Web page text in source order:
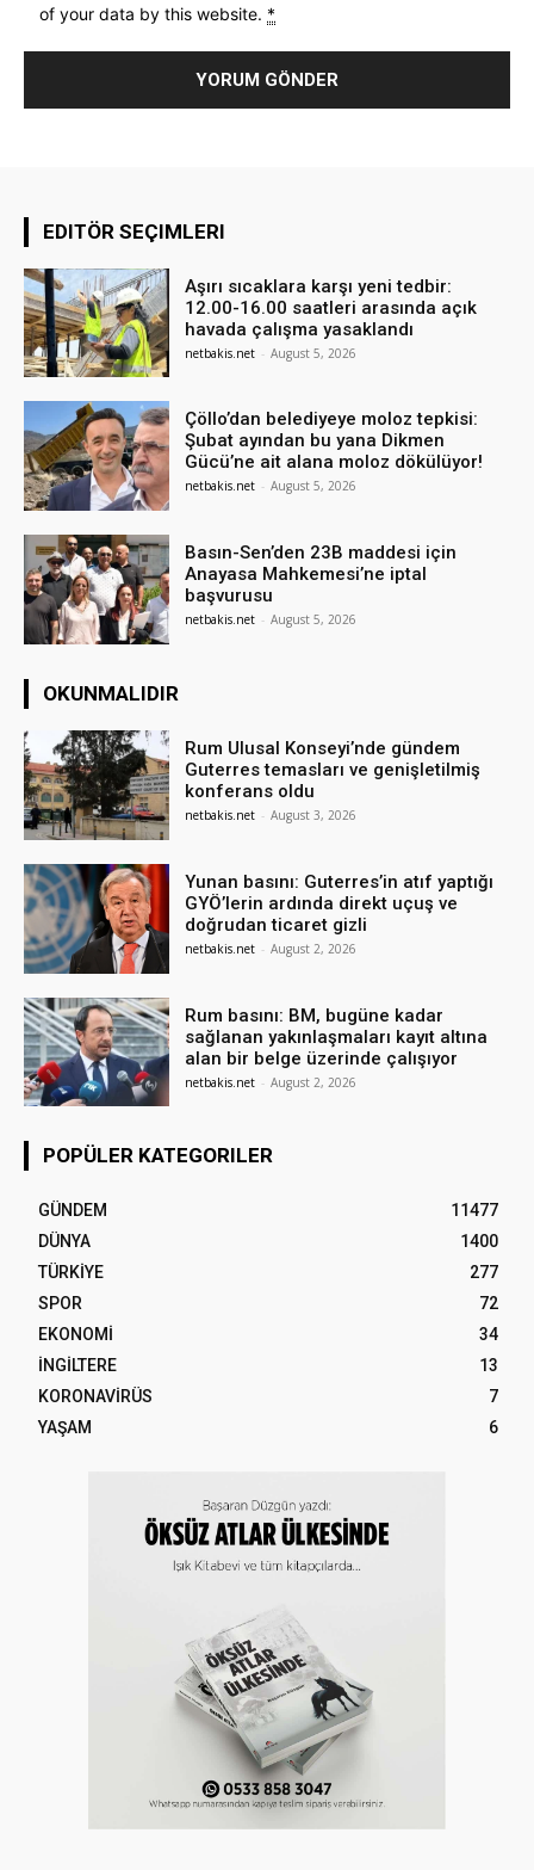
of your data by this website. *
EDITÖR SEÇIMLERI
Aşırı sıcaklara karşı yeni tedbir:
12.00-16.00 saatleri arasında açık
havada çalışma yasaklandı
netbakis.net - August 5, 2026
Çöllo’dan belediyeye moloz tepkisi:
Şubat ayından bu yana Dikmen
Gücü’ne ait alana moloz dökülüyor!
netbakis.net - August 5, 2026
Basın-Sen’den 23B maddesi için
Anayasa Mahkemesi’ne iptal
başvurusu
netbakis.net - August 5, 2026
OKUNMALIDIR
Rum Ulusal Konseyi’nde gündem
Guterres temasları ve genişletilmiş
konferans oldu
netbakis.net - August 3, 2026
Yunan basını: Guterres’in atıf yaptığı
GYÖ’lerin ardında direkt uçuş ve
doğrudan ticaret gizli
netbakis.net - August 2, 2026
Rum basını: BM, bugüne kadar
sağlanan yakınlaşmaları kayıt altına
alan bir belge üzerinde çalışıyor
netbakis.net - August 2, 2026
POPÜLER KATEGORILER
GÜNDEM
11477
DÜNYA
1400
TÜRKİYE
277
SPOR
72
EKONOMİ
34
İNGİLTERE
13
KORONAVİRÜS
7
YAŞAM
6